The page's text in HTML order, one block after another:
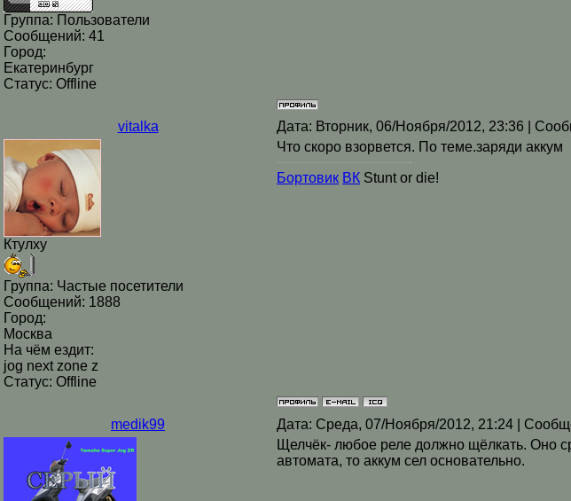
Группа: Пользователи
Сообщений: 41
Город:
Екатеринбург
Статус: Offline
vitalka Дата: Вторник, 06/Ноября/2012, 23:36 |
Ктулху
Группа: Частые посетители
Сообщений: 1888
Город:
Москва
На чём ездит:
jog next zone z
Статус: Offline
Что скоро взорвется. По теме.заряди аккум
Бортовик ВК Stunt or die!
medik99 Дата: Среда, 07/Ноября/2012, 21:24 |
Щелчёк- любое реле должно щёлкать. Оно
автомата, то аккум сел основательно.